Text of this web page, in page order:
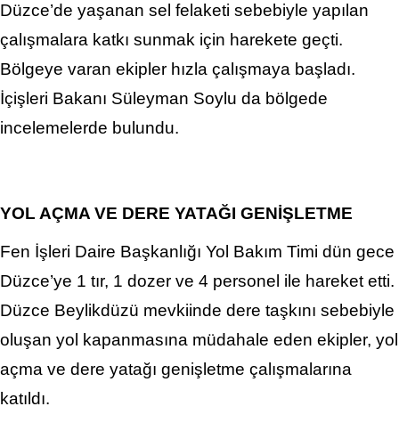
Düzce’de yaşanan sel felaketi sebebiyle yapılan
çalışmalara katkı sunmak için harekete geçti.
Bölgeye varan ekipler hızla çalışmaya başladı.
İçişleri Bakanı Süleyman Soylu da bölgede
incelemelerde bulundu.
YOL AÇMA VE DERE YATAĞI GENİŞLETME
Fen İşleri Daire Başkanlığı Yol Bakım Timi dün gece
Düzce’ye 1 tır, 1 dozer ve 4 personel ile hareket etti.
Düzce Beylikdüzü mevkiinde dere taşkını sebebiyle
oluşan yol kapanmasına müdahale eden ekipler, yol
açma ve dere yatağı genişletme çalışmalarına
katıldı.